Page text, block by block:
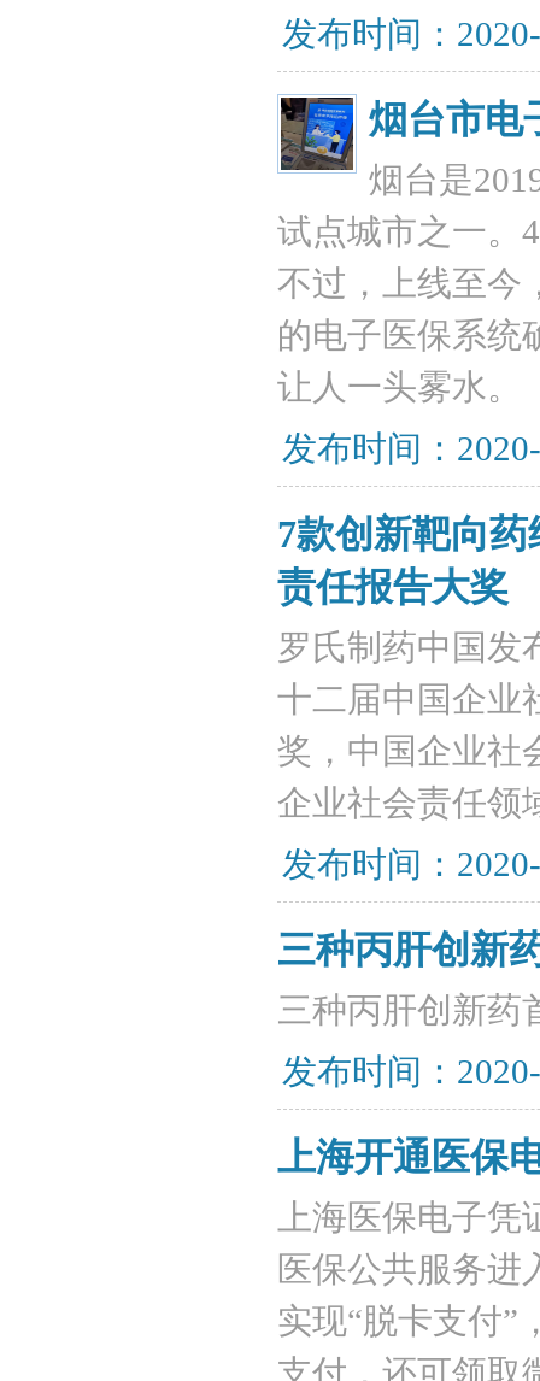
发布时间：
烟台市电
烟台是
试点城市之一。
不过，上线至今
的电子医保系统
让人一头雾水。
发布时间：
7款创新靶向
责任报告大奖
罗氏制药中国发
十二届中国企业
奖，中国企业社
企业社会责任领
发布时间：
三种丙肝创新
三种丙肝创新药
发布时间：
上海开通医保
上海医保电子
医保公共服务进
实现“脱卡支付”
支付，还可领取